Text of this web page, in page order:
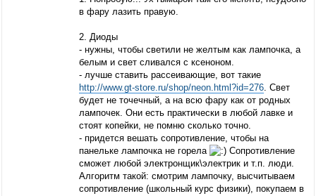
в фару лазить правую.
2. Диоды
- нужны, чтобы светили не желтым как лампочка, а
белым и свет сливался с ксеноном.
- лучше ставить рассеивающие, вот такие
http://www.gt-store.ru/shop/neon.html?id=276. Свет
будет не точечный, а на всю фару как от родных
лампочек. Они есть практически в любой лавке и
стоят копейки, не помню сколько точно.
- придется вешать сопротивление, чтобы на
панельке лампочка не горела
Сопротивление
сможет любой электронщик\электрик и т.п. люди.
Алгоритм такой: смотрим лампочку, высчитываем
сопротивление (школьный курс физики), покупаем в